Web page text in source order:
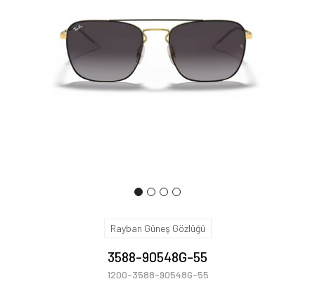
Rayban Güneş Gözlüğü
3588-90548G-55
1200-3588-90548G-55